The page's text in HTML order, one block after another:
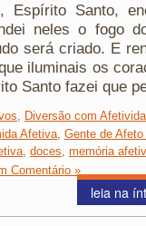
Espírito Santo,
neles o fogo
será criado. E
iluminais os
Santo fazei que
Diversão com
Afetiva, Gente de Afeto
, doces, memória
Comentário »
leia na